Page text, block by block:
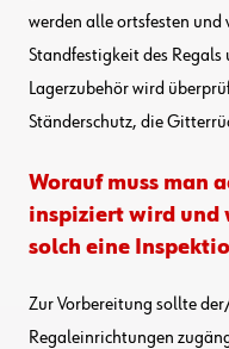
werden alle ortsfesten und
Standfestigkeit des Regals
Lagerzubehör wird
Ständerschutz, die
Worauf muss man
inspiziert wird und
solch eine
Zur Vorbereitung sollte
Regaleinrichtungen